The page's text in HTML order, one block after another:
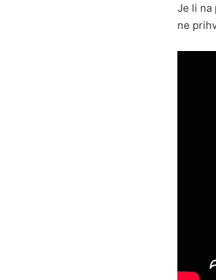
Je li na
ne